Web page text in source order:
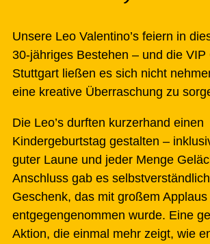
Unsere Leo Valentino’s feiern in
30-jähriges Bestehen – und die VIP
Stuttgart ließen es sich nicht
eine kreative Überraschung zu
Die Leo’s durften kurzerhand einen
Kindergeburtstag gestalten –
guter Laune und jeder Menge
Anschluss gab es
Geschenk, das mit großem Applaus
entgegengenommen wurde. Eine
Aktion, die einmal mehr zeigt, wie